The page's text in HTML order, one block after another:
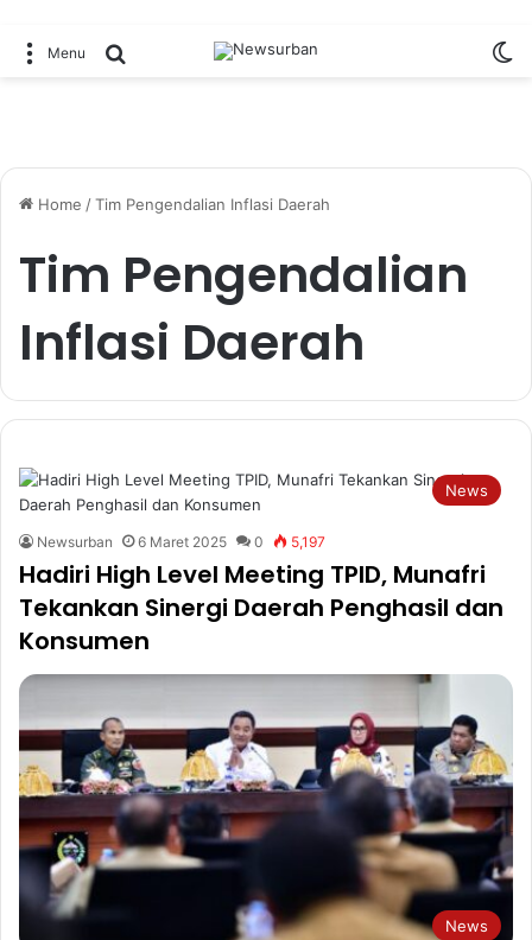
Menu Search for
Home /Tim Pengendalian Inflasi Daerah
Tim Pengendalian
Inflasi Daerah
News
Newsurban 6 Maret 2025 0 5,197
Hadiri High Level Meeting TPID, Munafri
Tekankan Sinergi Daerah Penghasil dan
Konsumen
News